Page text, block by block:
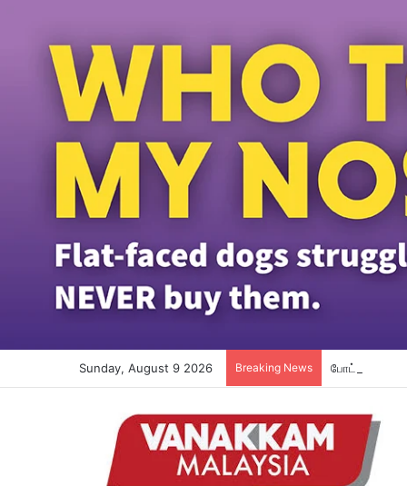
Sunday, August 9 2026 Breaking News போட்காஸ்ட்